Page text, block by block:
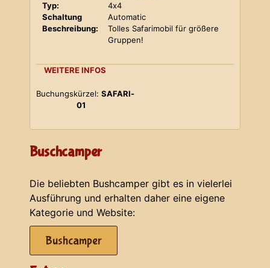
Typ:
4x4
Schaltung
Automatic
Beschreibung:
Tolles Safarimobil für größere
Gruppen!
WEITERE INFOS
Buchungskürzel: SAFARI-
01
Buschcamper
Die beliebten Bushcamper gibt es in vielerlei
Ausführung und erhalten daher eine eigene
Kategorie und Website:
Bushcamper